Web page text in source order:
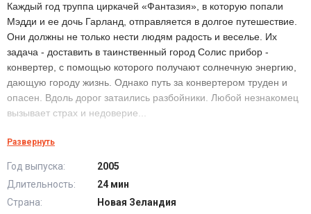
Каждый год труппа циркачей «Фантазия», в которую попали
Мэдди и ее дочь Гарланд, отправляется в долгое путешествие.
Они должны не только нести людям радость и веселье. Их
задача - доставить в таинственный город Солис прибор -
конвертер, с помощью которого получают солнечную энергию,
дающую городу жизнь. Однако путь за конвертером труден и
опасен. Вдоль дорог затаились разбойники. Любой незнакомец
вызывает страх и недоверие...
хорошем качестве HD
Развернуть
Год выпуска:
2005
Длительность:
24 мин
Страна:
Новая Зеландия